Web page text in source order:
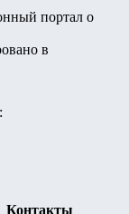
портал о
в
Контакты